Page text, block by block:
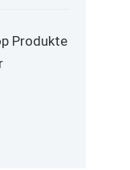
Produkte